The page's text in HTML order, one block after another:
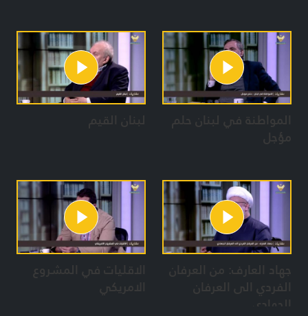
المواطنة في لبنان حلم
مؤجل
لبنان القيم
جهاد العارف: من العرفان
الفردي الى العرفان
الجهادي
الاقليات في المشروع
الامريكي